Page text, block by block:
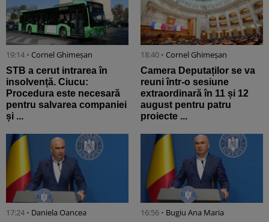
19:14 • Cornel Ghimeșan
STB a cerut intrarea în
insolvență. Ciucu:
Procedura este necesară
pentru salvarea companiei
și ...
18:40 • Cornel Ghimeșan
Camera Deputaților se va
reuni într-o sesiune
extraordinară în 11 și 12
august pentru patru
proiecte ...
17:24 • Daniela Oancea 16:56 • Bugiu ⁠Ana Maria